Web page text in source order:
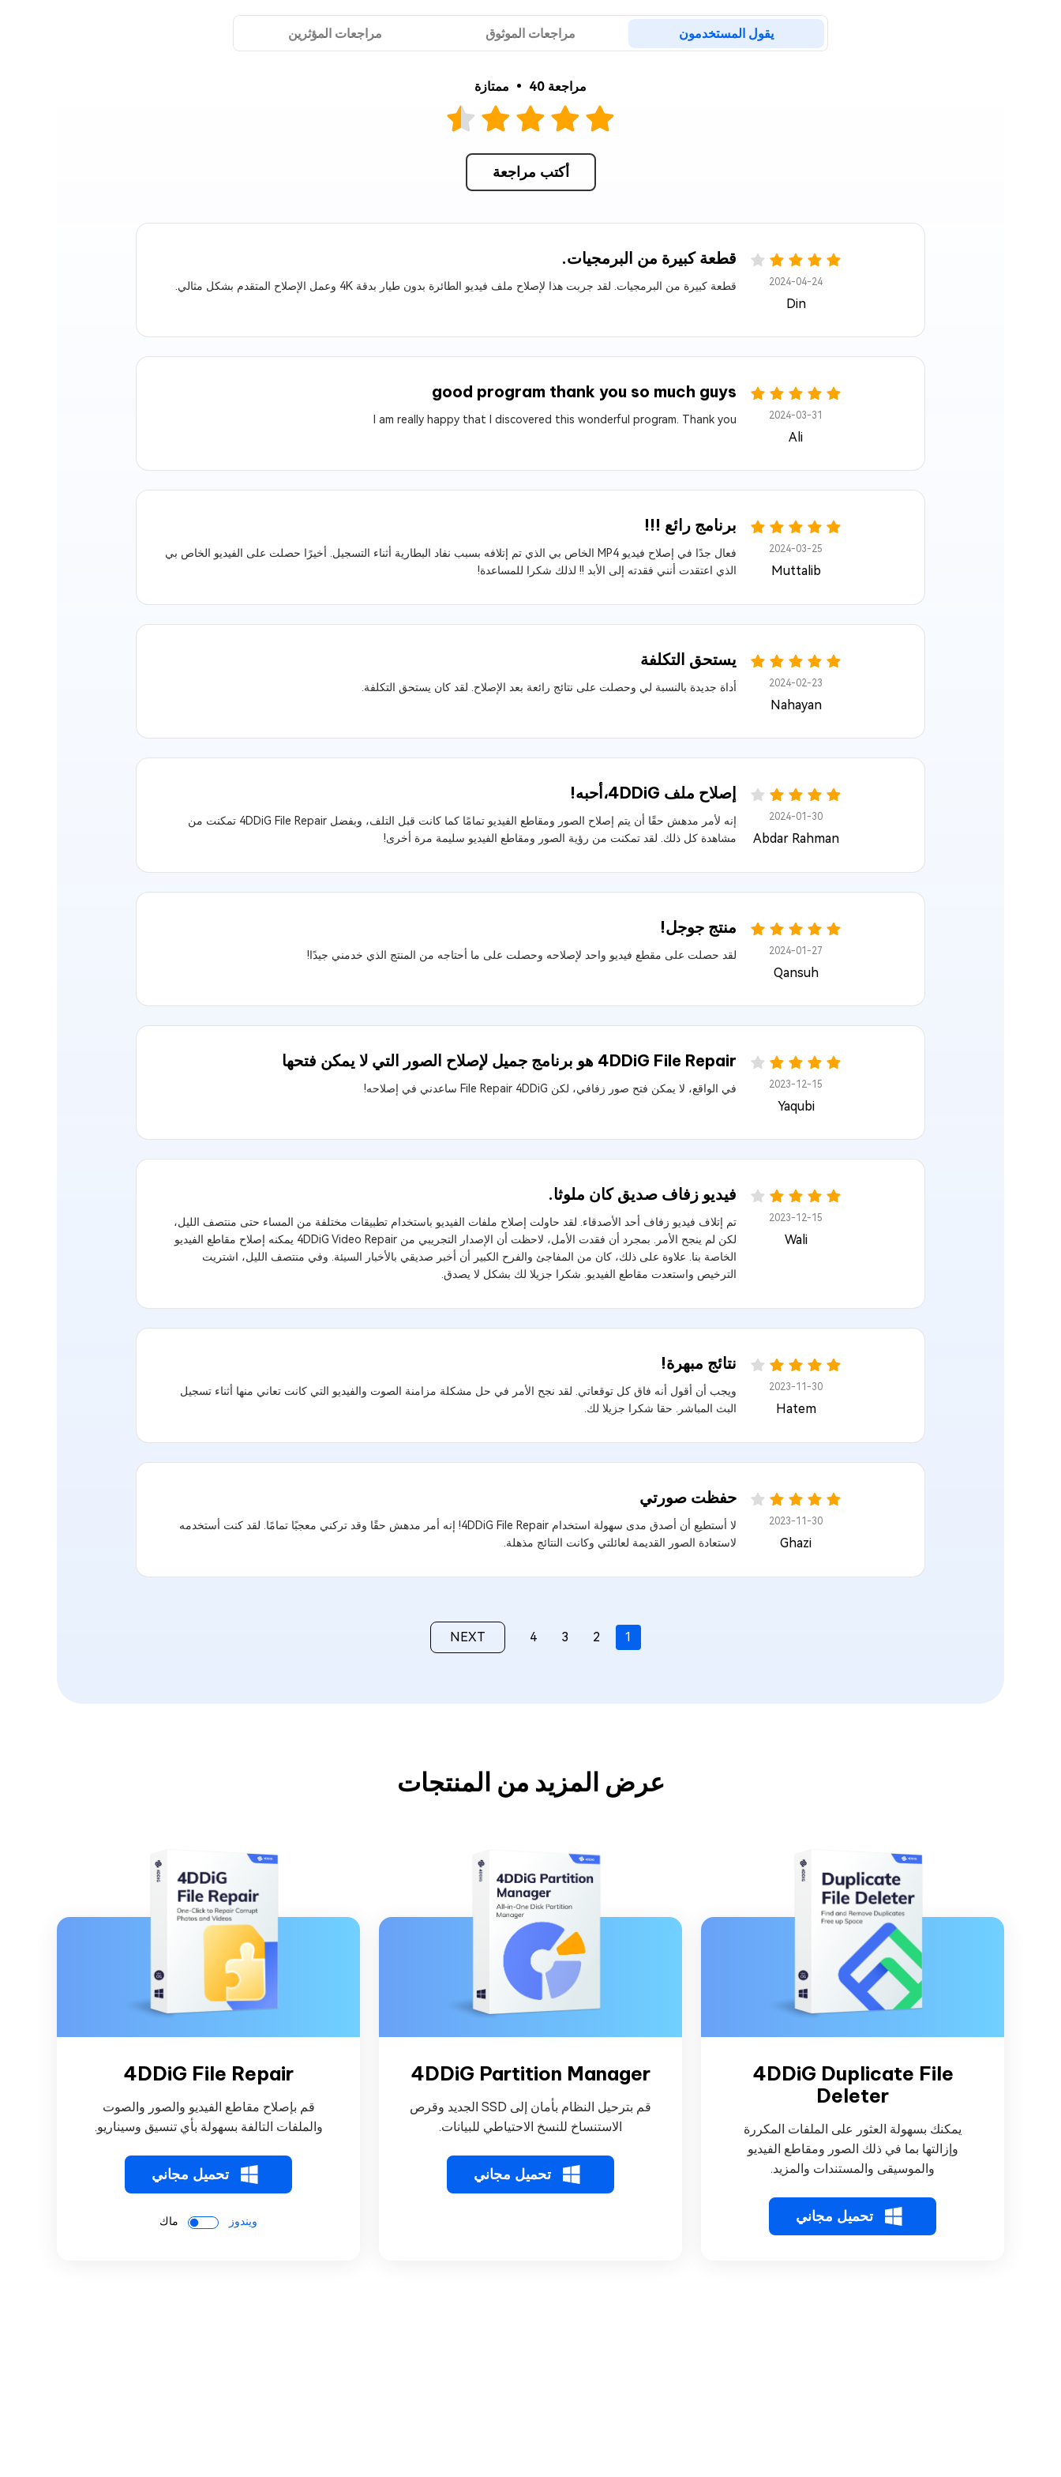
4DDiG Email Repair
إصلاح ملفات Outlook PST/OST التالفة
يقول المستخدمون مراجعات الموثوق مراجعات المؤثرين
مراجعة 40 • ممتازة
أكتب مراجعة
2024-04-24
Din
قطعة كبيرة من البرمجيات.
قطعة كبيرة من البرمجيات. لقد جربت هذا لإصلاح ملف فيديو الطائرة بدون طيار بدقة 4K وعمل الإصلاح المتقدم بشكل مثالي.
2024-03-31
Ali
good program thank you so much guys
I am really happy that I discovered this wonderful program. Thank you
2024-03-25
Muttalib
برنامج رائع !!!
فعال جدًا في إصلاح فيديو MP4 الخاص بي الذي تم إتلافه بسبب نفاد البطارية أثناء التسجيل. أخيرًا حصلت على الفيديو الخاص بي
الذي اعتقدت أنني فقدته إلى الأبد !! لذلك شكرا للمساعدة!
2024-02-23
Nahayan
يستحق التكلفة
أداة جديدة بالنسبة لي وحصلت على نتائج رائعة بعد الإصلاح. لقد كان يستحق التكلفة.
2024-01-30
Abdar Rahman
إصلاح ملف 4DDiG،أحبه!
إنه لأمر مدهش حقًا أن يتم إصلاح الصور ومقاطع الفيديو تمامًا كما كانت قبل التلف، وبفضل 4DDiG File Repair تمكنت من
مشاهدة كل ذلك. لقد تمكنت من رؤية الصور ومقاطع الفيديو سليمة مرة أخرى!
2024-01-27
Qansuh
منتج جوجل!
لقد حصلت على مقطع فيديو واحد لإصلاحه وحصلت على ما أحتاجه من المنتج الذي خدمني جيدًا!
2023-12-15
Yaqubi
4DDiG File Repair هو برنامج جميل لإصلاح الصور التي لا يمكن فتحها
في الواقع، لا يمكن فتح صور زفافي، لكن File Repair 4DDiG ساعدني في إصلاحه!
2023-12-15
Wali
فيديو زفاف صديق كان ملوثا.
تم إتلاف فيديو زفاف أحد الأصدقاء. لقد حاولت إصلاح ملفات الفيديو باستخدام تطبيقات مختلفة من المساء حتى منتصف الليل،
لكن لم ينجح الأمر. بمجرد أن فقدت الأمل، لاحظت أن الإصدار التجريبي من 4DDiG Video Repair يمكنه إصلاح مقاطع الفيديو
الخاصة بنا. علاوة على ذلك، كان من المفاجئ والفرح الكبير أن أخبر صديقي بالأخبار السيئة. وفي منتصف الليل، اشتريت
الترخيص واستعدت مقاطع الفيديو. شكرا جزيلا لك بشكل لا يصدق.
2023-11-30
Hatem
نتائج مبهرة!
ويجب أن أقول أنه فاق كل توقعاتي. لقد نجح الأمر في حل مشكلة مزامنة الصوت والفيديو التي كانت تعاني منها أثناء تسجيل
البث المباشر. حقا شكرا جزيلا لك.
2023-11-30
Ghazi
حفظت صورتي
لا أستطيع أن أصدق مدى سهولة استخدام 4DDiG File Repair! إنه أمر مدهش حقًا وقد تركني معجبًا تمامًا. لقد كنت أستخدمه
لاستعادة الصور القديمة لعائلتي وكانت النتائج مذهلة.
1
2
3
4
NEXT
عرض المزيد من المنتجات
4DDiG Duplicate File
Deleter
يمكنك بسهولة العثور على الملفات المكررة
وإزالتها بما في ذلك الصور ومقاطع الفيديو
والموسيقى والمستندات والمزيد.
تحميل مجاني
4DDiG Partition Manager
قم بترحيل النظام بأمان إلى SSD الجديد وقرص
الاستنساخ للنسخ الاحتياطي للبيانات.
تحميل مجاني
4DDiG File Repair
قم بإصلاح مقاطع الفيديو والصور والصوت
والملفات التالفة بسهولة بأي تنسيق وسيناريو.
تحميل مجاني
ويندوز ماك